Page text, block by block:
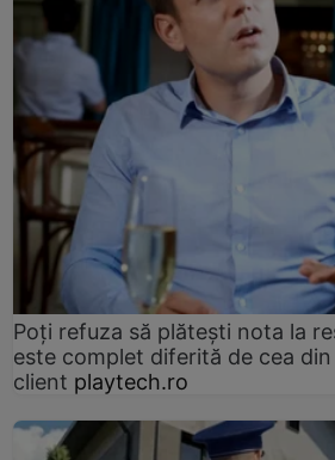
Poți refuza să plătești nota la
este complet diferită de cea
client playtech.ro